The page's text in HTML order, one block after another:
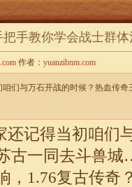
把手教你学会战士群
作者： yuanzibnm.com
咱们与万石开战的时候？热血传
记得当初咱们
古一同去斗兽
， 1.76复古传奇